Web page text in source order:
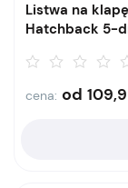
Listwa na
Hatchback 5-
cena: od